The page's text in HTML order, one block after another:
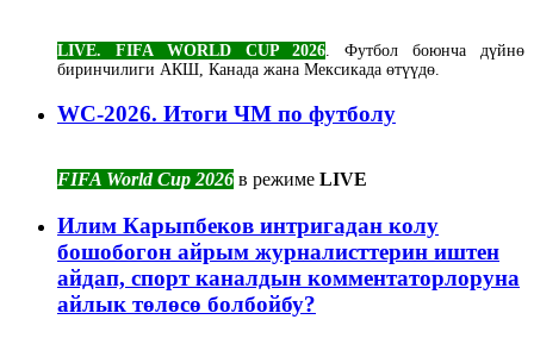
LIVE. FIFA WORLD CUP 2026 . Футбол боюнча дүйнө
биринчилиги АКШ, Канада жана Мексикада өтүүдө.
WC-2026. Итоги ЧМ по футболу
FIFA World Cup 2026 в режиме LIVE
Илим Карыпбеков интригадан колу
бошобогон айрым журналисттерин иштен
айдап, спорт каналдын комментаторлоруна
айлык төлөсө болбойбу?